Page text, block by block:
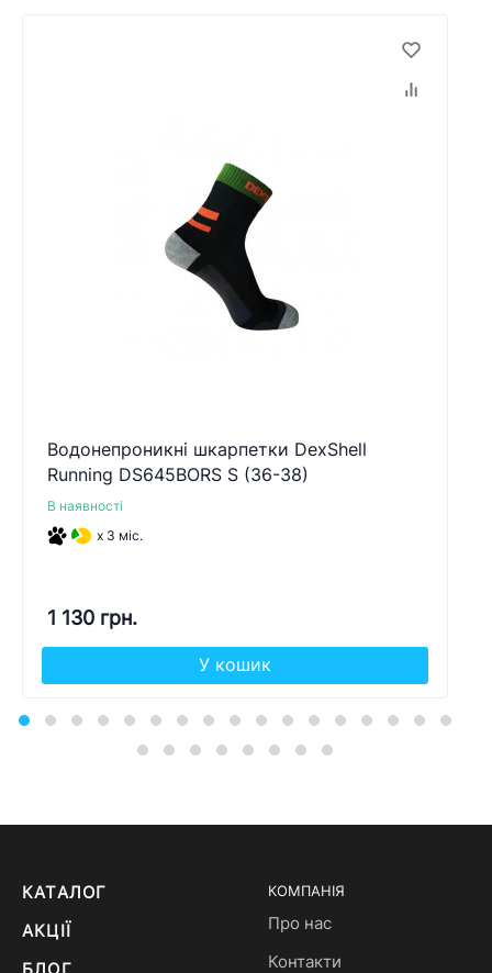
Водонепроникні шкарпетки DexShell
Running DS645BORS S (36-38)
В наявності
x 3 міс.
1 130 грн.
У кошик
КАТАЛОГ
АКЦІЇ
КОМПАНІЯ
Про нас
Контакти